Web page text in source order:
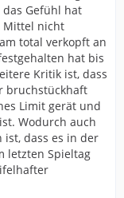
Gefühl hat
Mittel nicht
total verkopft an
hat bis
Kritik ist, dass
bruchstückhaft
Limit gerät und
Wodurch auch
dass es in der
letzten Spieltag